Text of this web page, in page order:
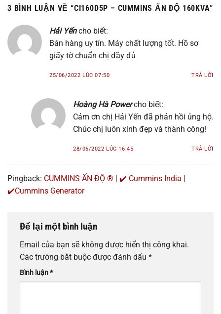
3 BÌNH LUẬN VỀ “CI160D5P – CUMMINS ẤN ĐỘ 160KVA”
Hải Yến cho biết:
Bán hàng uy tín. Máy chất lượng tốt. Hồ sơ
giấy tờ chuẩn chị đầy đủ
25/06/2022 LÚC 07:50 TRẢ LỜI
Hoàng Hà Power cho biết:
Cảm ơn chị Hải Yến đã phản hồi ủng hộ.
Chúc chị luôn xinh đẹp và thành công!
28/06/2022 LÚC 16:45 TRẢ LỜI
Pingback: CUMMINS ẤN ĐỘ ® | ✔️ Cummins India |
✔️Cummins Generator
Để lại một bình luận
Email của bạn sẽ không được hiển thị công khai.
Các trường bắt buộc được đánh dấu *
Bình luận*